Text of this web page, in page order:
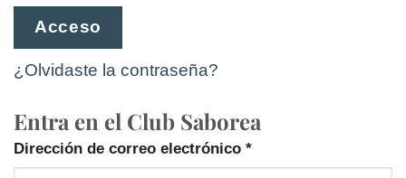
Acceso
¿Olvidaste la contraseña?
Dirección de correo electrónico *Obligatorio